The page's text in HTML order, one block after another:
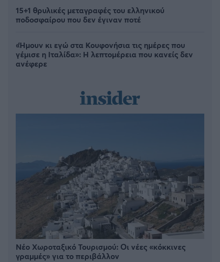
15+1 θρυλικές μεταγραφές του ελληνικού
ποδοσφαίρου που δεν έγιναν ποτέ
«Ήμουν κι εγώ στα Κουφονήσια τις ημέρες που
γέμισε η Ιταλίδα»: Η λεπτομέρεια που κανείς δεν
ανέφερε
Νέο Χωροταξικό Τουρισμού: Οι νέες «κόκκινες
γραμμές» για το περιβάλλον